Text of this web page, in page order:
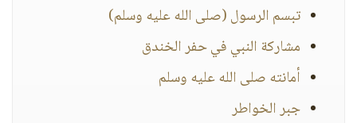
تبسم الرسول (صلى الله عليه وسلم)
مشاركة النبي في حفر الخندق
أمانته صلى الله عليه وسلم
جبر الخواطر